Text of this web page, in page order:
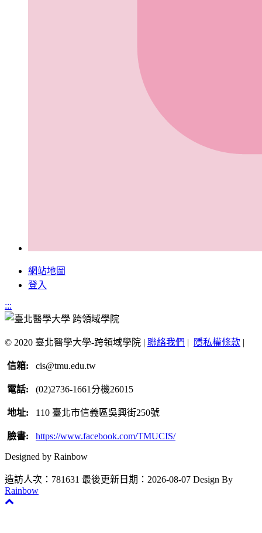
網站地圖
登入
:::
© 2020 臺北醫學大學-跨領域學院 | 聯絡我們 | 隱私權條款 |
信箱: cis@tmu.edu.tw
電話: (02)2736-1661分機26015
地址: 110 臺北市信義區吳興街250號
臉書: https://www.facebook.com/TMUCIS/
Designed by Rainbow
造訪人次：781631 最後更新日期：2026-08-07 Design By
Rainbow